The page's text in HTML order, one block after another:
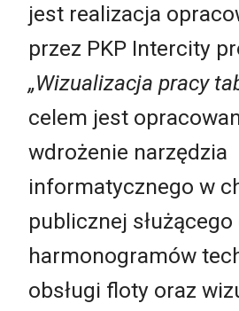
jest realizacja
przez PKP Intercity
„Wizualizacja pracy
celem jest
wdrożenie narzędzia
informatycznego w
publicznej
harmonogramów
obsługi floty oraz